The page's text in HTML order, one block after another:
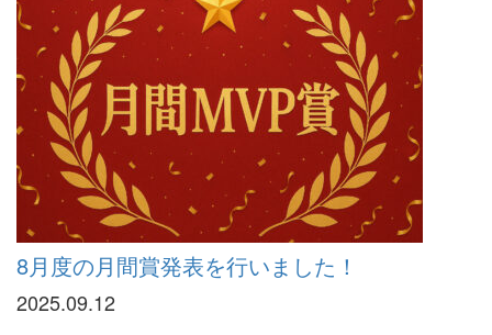
8月度の月間賞発表を行いました！
2025.09.12